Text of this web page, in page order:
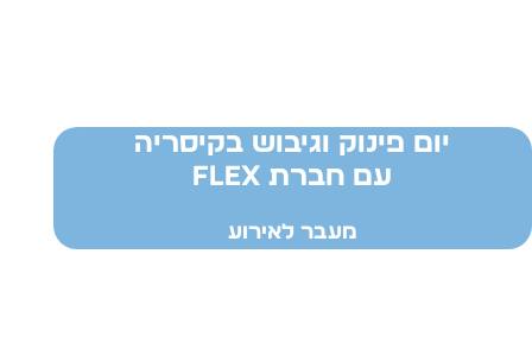
יום פינוק וגיבוש בקיסריה
עם חברת FLEX
מעבר לאירוע